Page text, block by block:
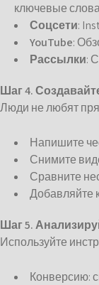
ключевые
Соцсети:
YouTube:
Рассылки:
Шаг 4.
Люди не любят
Напишите
Снимите
Сравните
Добавляйте
Шаг 5.
Используйте
Конверсию: